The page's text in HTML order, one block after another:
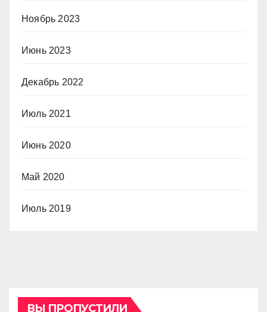
Ноябрь 2023
Июнь 2023
Декабрь 2022
Июль 2021
Июнь 2020
Май 2020
Июль 2019
ВЫ ПРОПУСТИЛИ